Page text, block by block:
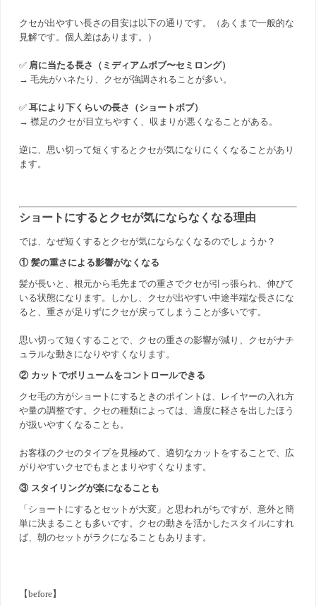
クセが出やすい長さの目安は以下の通りです。（あくまで一般的な
見解です。個人差はあります。）
✅ 肩に当たる長さ（ミディアムボブ〜セミロング）
→ 毛先がハネたり、クセが強調されることが多い。
✅耳により下くらいの長さ（ショートボブ）
→ 襟足のクセが目立ちやすく、収まりが悪くなることがある。
逆に、思い切って短くするとクセが気になりにくくなることがあり
ます。
ショートにするとクセが気にならなくなる理由
では、なぜ短くするとクセが気にならなくなるのでしょうか？
① 髪の重さによる影響がなくなる
髪が長いと、根元から毛先までの重さでクセが引っ張られ、伸びて
いる状態になります。しかし、クセが出やすい中途半端な長さにな
ると、重さが足りずにクセが戻ってしまうことが多いです。
思い切って短くすることで、クセの重さの影響が減り、クセがナチ
ュラルな動きになりやすくなります。
② カットでボリュームをコントロールできる
クセ毛の方がショートにするときのポイントは、レイヤーの入れ方
や量の調整です。クセの種類によっては、適度に軽さを出したほう
が扱いやすくなることも。
お客様のクセのタイプを見極めて、適切なカットをすることで、広
がりやすいクセでもまとまりやすくなります。
③ スタイリングが楽になることも
「ショートにするとセットが大変」と思われがちですが、意外と簡
単に決まることも多いです。クセの動きを活かしたスタイルにすれ
ば、朝のセットがラクになることもあります。
【before】